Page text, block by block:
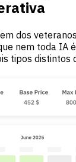
dos
nem toda IA
tipos distintos